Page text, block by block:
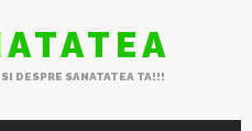
DESPRE SANATATEA TA!!!